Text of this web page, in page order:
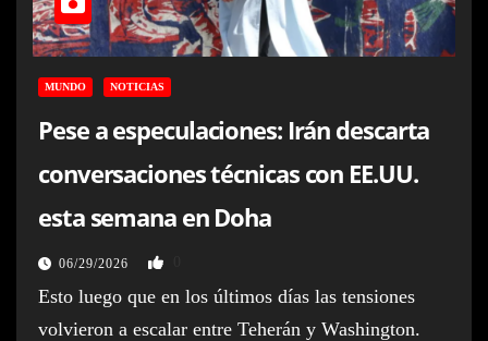
MUNDO NOTICIAS
Pese a especulaciones: Irán descarta
conversaciones técnicas con EE.UU.
esta semana en Doha
06/29/2026
Esto luego que en los últimos días las tensiones
volvieron a escalar entre Teherán y Washington.